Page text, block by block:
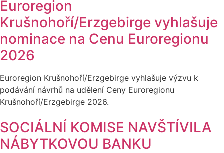
Euroregion
Krušnohoří/Erzgebirge vyhlašuje
nominace na Cenu Euroregionu
2026
Euroregion Krušnohoří/Erzgebirge vyhlašuje výzvu k
podávání návrhů na udělení Ceny Euroregionu
Krušnohoří/Erzgebirge 2026.
SOCIÁLNÍ KOMISE NAVŠTÍVILA
NÁBYTKOVOU BANKU